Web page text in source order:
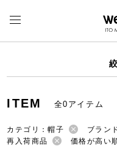
ITEM 全0アイテム
カテゴリ：帽子
ブラン
再入荷商品
価格が高い